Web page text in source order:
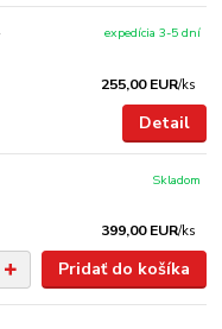
255,00 EUR/ks
expedícia 3-5 dní
Detail
399,00 EUR/ks
Skladom
Pridať do košíka